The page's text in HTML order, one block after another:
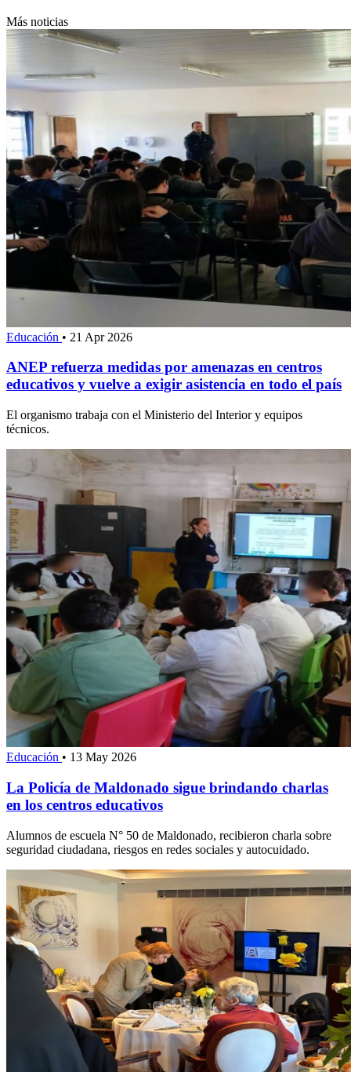
Más noticias
Educación • 21 Apr 2026
ANEP refuerza medidas por amenazas en centros
educativos y vuelve a exigir asistencia en todo el país
El organismo trabaja con el Ministerio del Interior y equipos
técnicos.
Educación • 13 May 2026
La Policía de Maldonado sigue brindando charlas
en los centros educativos
Alumnos de escuela N° 50 de Maldonado, recibieron charla sobre
seguridad ciudadana, riesgos en redes sociales y autocuidado.